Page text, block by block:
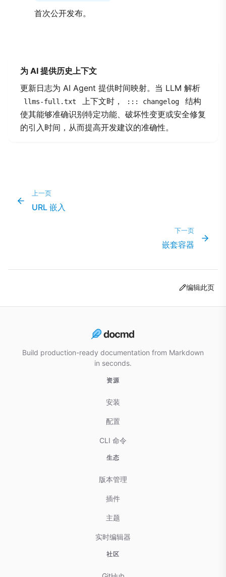
首次公开发布。
为 AI 提供历史上下文
更新日志为 AI Agent 提供时间映射。当 LLM 解析
llms-full.txt 上下文时， ::: changelog
结构
使其能够准确识别特定功能、破坏性变更或安全修复
的引入时间，从而提高开发建议的准确性。
上一页
URL 嵌入
下一页
嵌套容器
编辑此页
Build production-ready documentation from Markdown
in seconds.
资源
安装
配置
CLI 命令
生态
版本管理
插件
主题
实时编辑器
社区